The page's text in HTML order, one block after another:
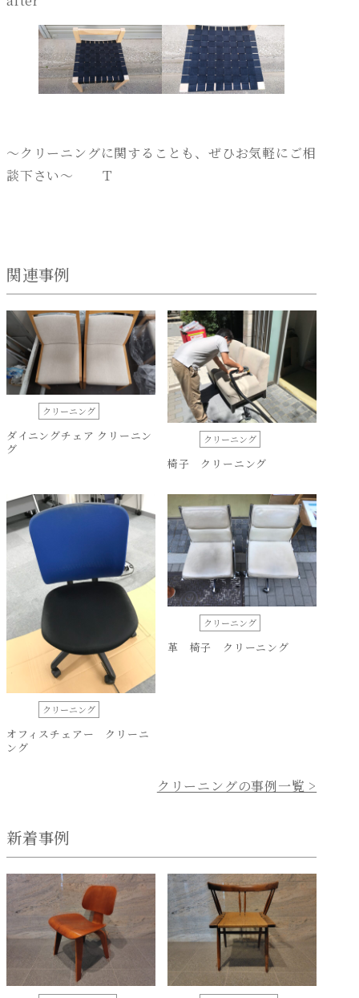
～クリーニングに関することも、ぜひお気軽にご相
談下さい～ Ｔ
関連事例
クリーニング
ダイニングチェア クリーニン
グ
クリーニング
椅子 クリーニング
クリーニング
オフィスチェアー クリーニ
ング
クリーニング
革 椅子 クリーニング
クリーニングの事例一覧 >
新着事例